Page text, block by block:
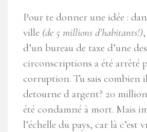
Pour te donner une idée :
ville (de 5 millions d’habitants!)
d’un bureau de taxe d’une
circonscriptions a été arrêté
corruption. Tu sais combien
detourne d argent? 20
été condamné à mort. Mais
l’échelle du pays, car là c’est